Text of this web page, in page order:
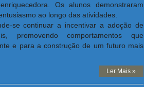
Os alunos demonstraram
ao longo das atividades.
se continuar a incentivar a adoção de
promovendo comportamentos que
e para a construção de um futuro mais
Ler Mais »